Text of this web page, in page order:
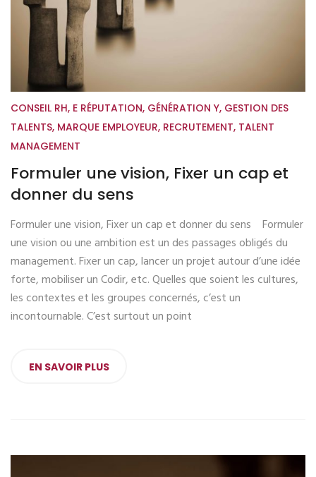
CONSEIL RH, E RÉPUTATION, GÉNÉRATION Y, GESTION DES
TALENTS, MARQUE EMPLOYEUR, RECRUTEMENT, TALENT
MANAGEMENT
Formuler une vision, Fixer un cap et
donner du sens
Formuler une vision, Fixer un cap et donner du sens Formuler
une vision ou une ambition est un des passages obligés du
management. Fixer un cap, lancer un projet autour d’une idée
forte, mobiliser un Codir, etc. Quelles que soient les cultures,
les contextes et les groupes concernés, c’est un
incontournable. C’est surtout un point
EN SAVOIR PLUS